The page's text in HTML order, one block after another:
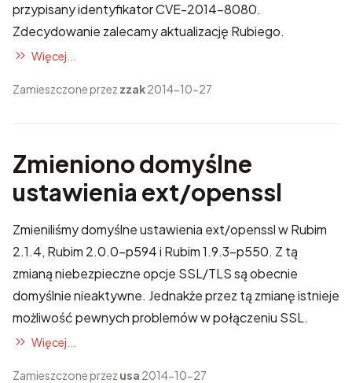
przypisany identyfikatorCVE-2014-8080.
Zdecydowanie zalecamy aktualizację Rubiego.
Więcej...
Zamieszczone przez zzak2014-10-27
Zmieniono domyślne
ustawienia ext/openssl
Zmieniliśmy domyślne ustawienia ext/openssl w Rubim
2.1.4, Rubim 2.0.0-p594 i Rubim 1.9.3-p550. Z tą
zmianą niebezpieczne opcje SSL/TLS są obecnie
domyślnie nieaktywne. Jednakże przez tą zmianę istnieje
możliwość pewnych problemów w połączeniu SSL.
Więcej...
Zamieszczone przez usa 2014-10-27